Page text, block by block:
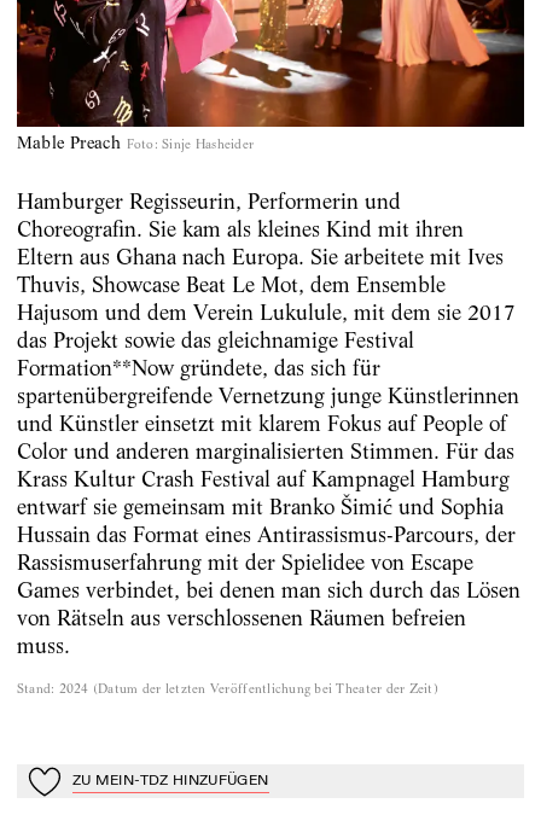
Mable Preach Foto: Sinje Hasheider
Hamburger Regisseurin, Performerin und
Choreografin. Sie kam als kleines Kind mit ihren
Eltern aus Ghana nach Europa. Sie arbeitete mit Ives
Thuvis, Showcase Beat Le Mot, dem Ensemble
Hajusom und dem Verein Lukulule, mit dem sie 2017
das Projekt sowie das gleichnamige Festival
Formation**Now gründete, das sich für
spartenübergreifende Vernetzung junge Künstlerinnen
und Künstler einsetzt mit klarem Fokus auf People of
Color und anderen marginalisierten Stimmen. Für das
Krass Kultur Crash Festival auf Kampnagel Hamburg
entwarf sie gemeinsam mit Branko Šimić und Sophia
Hussain das Format eines Antirassismus-Parcours, der
Rassismuserfahrung mit der Spielidee von Escape
Games verbindet, bei denen man sich durch das Lösen
von Rätseln aus verschlossenen Räumen befreien
muss.
Stand: 2024 ( Datum der letzten Veröffentlichung bei Theater der Zeit )
Zu Mein-TdZ hinzufügen
ZU MEIN-TDZ HINZUFÜGEN